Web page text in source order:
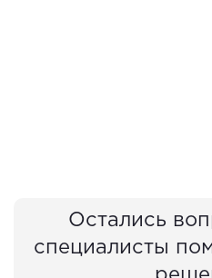
Остались
специалисты